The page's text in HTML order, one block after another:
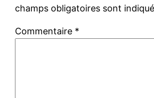
champs obligatoires sont
Commentaire *